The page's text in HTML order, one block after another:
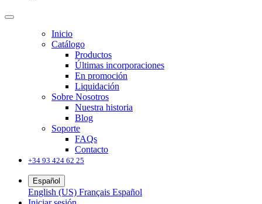
Inicio
Catálogo
Productos
Últimas incorporaciones
En promoción
Liquidación
Sobre Nosotros
Nuestra historia
Blog
Soporte
FAQs
Contacto
+34 93 424 62 25
Español
English (US) Français Español